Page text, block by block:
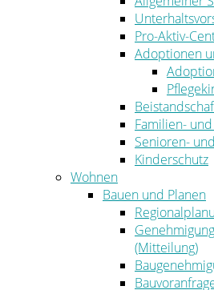
Pro-Aktiv-
Adoptionen
Familien-
Senioren-
Kinderschutz
Wohnen
Bauen und Planen
(Mitteilung)